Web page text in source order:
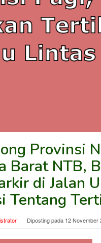
Provinsi
Barat NTB,
di Jalan
Tentang
Diposting pada 12 November